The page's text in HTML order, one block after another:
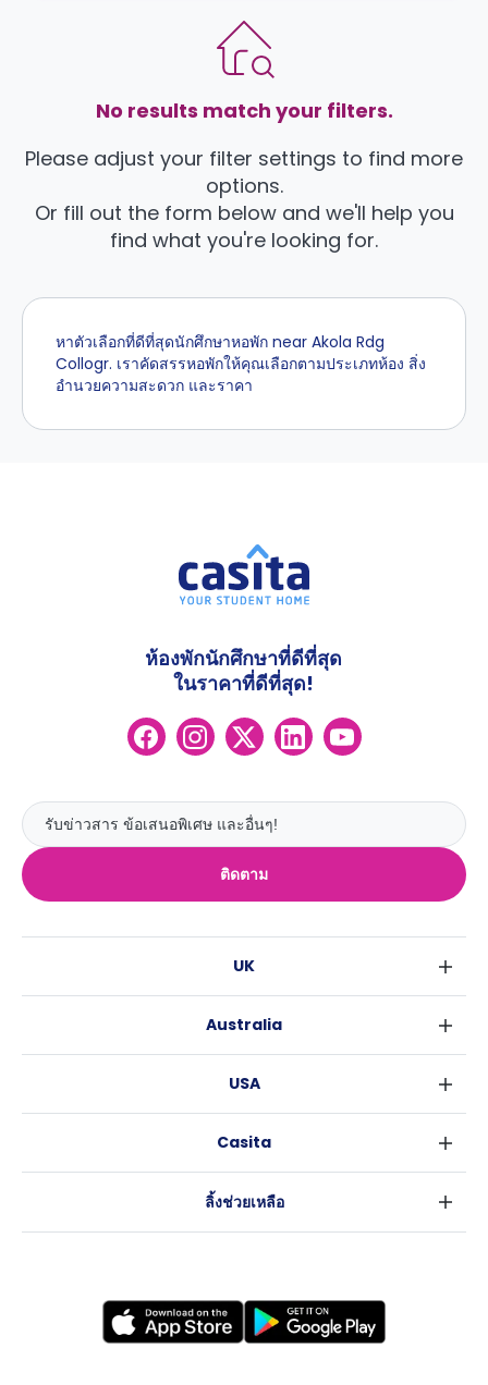
No results match your filters.
Please adjust your filter settings to find more
options.
Or fill out the form below and we'll help you
find what you're looking for.
หาตัวเลือกที่ดีที่สุดนักศึกษาหอพัก near Akola Rdg
Collogr. เราคัดสรรหอพักให้คุณเลือกตามประเภทห้อง สิ่ง
อำนวยความสะดวก และราคา
ติดตาม
ห้องพักนักศึกษาที่ดีที่สุด
ในราคาที่ดีที่สุด!
UK
เอดินเบอระ
ลีดส์
โคเวนทรี
เลสเตอร์
Australia
บริสเบน
อะเดลายด์
USA
แอตแลนตา
Casita
ลิ้งช่วยเหลือ